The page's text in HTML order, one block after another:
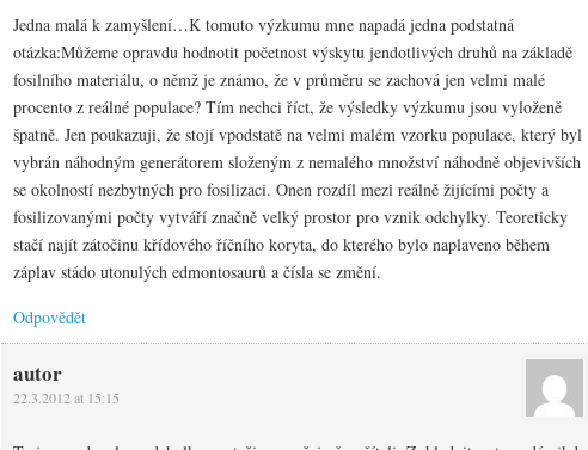
Jedna malá k zamyšlení…K tomuto výzkumu mne napadá jedna podstatná
otázka:Můžeme opravdu hodnotit početnost výskytu jendotlivých druhů na základě
fosilního materiálu, o němž je známo, že v průměru se zachová jen velmi malé
procento z reálné populace? Tím nechci říct, že výsledky výzkumu jsou vyloženě
špatně. Jen poukazuji, že stojí vpodstatě na velmi malém vzorku populace, který byl
vybrán náhodným generátorem složeným z nemalého množství náhodně objevivších
se okolností nezbytných pro fosilizaci. Onen rozdíl mezi reálně žijícími počty a
fosilizovanými počty vytváří značně velký prostor pro vznik odchylky. Teoreticky
stačí najít zátočinu křídového říčního koryta, do kterého bylo naplaveno během
záplav stádo utonulých edmontosaurů a čísla se změní.
Odpovědět
autor
22.3.2012 at 15:15